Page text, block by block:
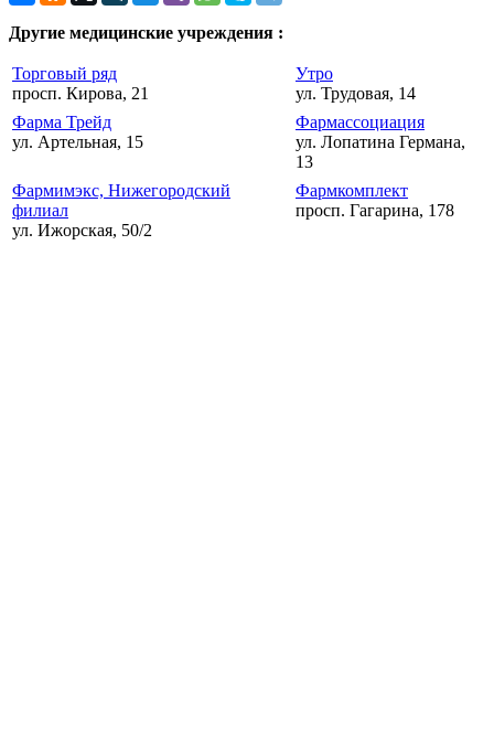
Другие медицинские учреждения :
Торговый ряд
просп. Кирова, 21
Утро
ул. Трудовая, 14
Фарма Трейд
ул. Артельная, 15
Фармассоциация
ул. Лопатина Германа,
13
Фармимэкс, Нижегородский
филиал
ул. Ижорская, 50/2
Фармкомплект
просп. Гагарина, 178